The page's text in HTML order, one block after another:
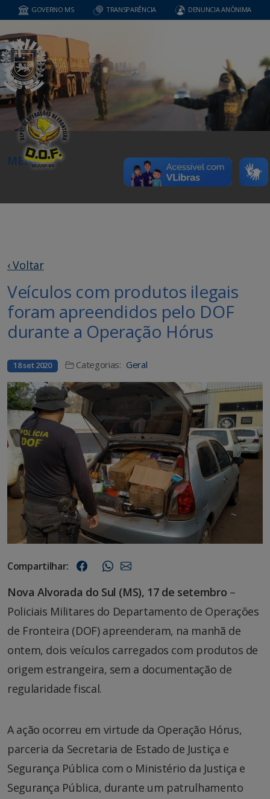
GOVERNO MS TRANSPARÊNCIA DENUNCIA ANÔNIMA
MENU
‹ Voltar
Veículos com produtos ilegais
foram apreendidos pelo DOF
durante a Operação Hórus
18 set 2020 Categorias: Geral
Compartilhar:
Nova Alvorada do Sul (MS), 17 de setembro –
Policiais Militares do Departamento de Operações
de Fronteira (DOF) apreenderam, na manhã de
ontem, dois veículos carregados com produtos de
origem estrangeira, sem a documentação de
regularidade fiscal.
A ação ocorreu em virtude da Operação Hórus,
parceria da Secretaria de Estado de Justiça e
Segurança Pública com o Ministério da Justiça e
Segurança Pública, durante um patrulhamento